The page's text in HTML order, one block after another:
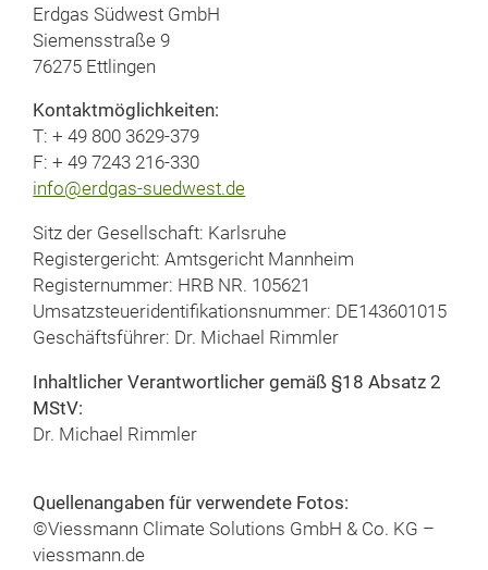
Erdgas Südwest GmbH
Siemensstraße 9
76275 Ettlingen
Kontaktmöglichkeiten:
T: + 49 800 3629-379
F: + 49 7243 216-330
info@erdgas-suedwest.de
Sitz der Gesellschaft: Karlsruhe
Registergericht: Amtsgericht Mannheim
Registernummer: HRB NR. 105621
Umsatzsteueridentifikationsnummer: DE143601015
Geschäftsführer: Dr. Michael Rimmler
Inhaltlicher Verantwortlicher gemäß §18 Absatz 2
MStV:
Dr. Michael Rimmler
Quellenangaben für verwendete Fotos:
©Viessmann Climate Solutions GmbH & Co. KG –
viessmann.de